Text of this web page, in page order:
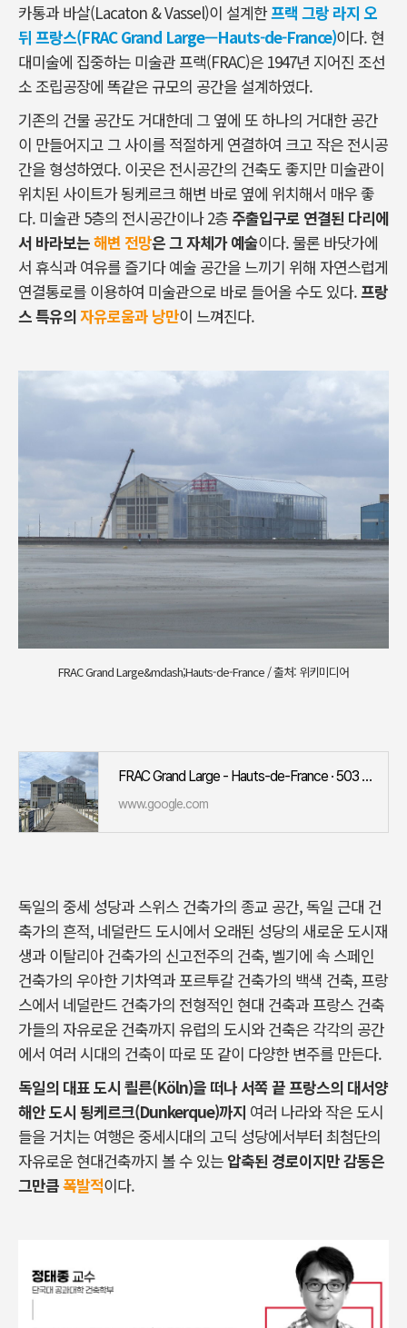
카통과 바살(Lacaton & Vassel)이 설계한프랙 그랑 라지 오
뒤 프랑스(FRAC Grand Large—Hauts-de-France)이다. 현
대미술에 집중하는 미술관 프랙(FRAC)은 1947년 지어진 조선
소 조립공장에 똑같은 규모의 공간을 설계하였다.
기존의 건물 공간도 거대한데 그 옆에 또 하나의 거대한 공간
이 만들어지고 그 사이를 적절하게 연결하여 크고 작은 전시공
간을 형성하였다. 이곳은 전시공간의 건축도 좋지만 미술관이
위치된 사이트가 됭케르크 해변 바로 옆에 위치해서 매우 좋
다. 미술관 5층의 전시공간이나 2층 주출입구로 연결된 다리에
서 바라보는해변 전망은 그 자체가 예술이다. 물론 바닷가에
서 휴식과 여유를 즐기다 예술 공간을 느끼기 위해 자연스럽게
연결통로를 이용하여 미술관으로 바로 들어올 수도 있다.프랑
스 특유의자유로움과 낭만이 느껴진다.
FRAC Grand Large&mdash;Hauts-de-France / 출처: 위키미디어
FRAC Grand Large - Hauts-de-France · 503 Av. des Bancs de Flandres, 59140 Dunkerque, 프랑스
www.google.com
독일의 중세 성당과 스위스 건축가의 종교 공간, 독일 근대 건
축가의 흔적, 네덜란드 도시에서 오래된 성당의 새로운 도시재
생과 이탈리아 건축가의 신고전주의 건축, 벨기에 속 스페인
건축가의 우아한 기차역과 포르투갈 건축가의 백색 건축, 프랑
스에서 네덜란드 건축가의 전형적인 현대 건축과 프랑스 건축
가들의 자유로운 건축까지 유럽의 도시와 건축은 각각의 공간
에서 여러 시대의 건축이 따로 또 같이 다양한 변주를 만든다.
독일의 대표 도시 쾰른(Köln)을 떠나 서쪽 끝 프랑스의 대서양
해안 도시 됭케르크(Dunkerque)까지 여러 나라와 작은 도시
들을 거치는 여행은 중세시대의 고딕 성당에서부터 최첨단의
자유로운 현대건축까지 볼 수 있는 압축된 경로이지만 감동은
그만큼폭발적이다.